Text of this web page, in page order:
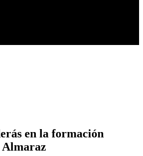
en la formación
Almaraz